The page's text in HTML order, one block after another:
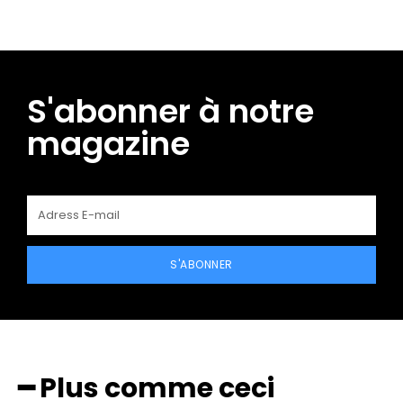
S'abonner à notre
magazine
S'ABONNER
━ Plus comme ceci